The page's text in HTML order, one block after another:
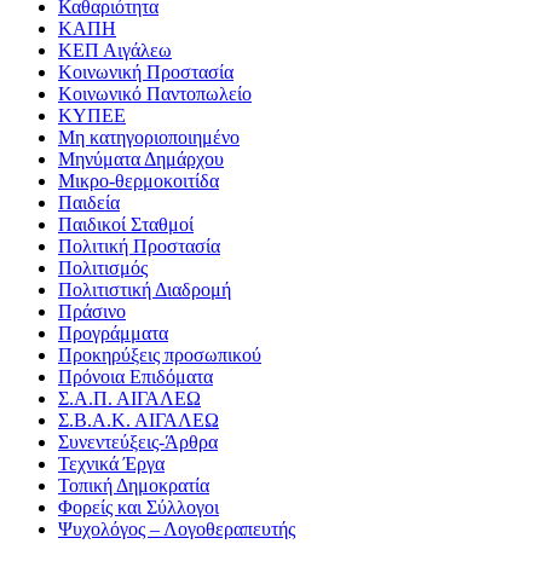
Καθαριότητα
ΚΑΠΗ
ΚΕΠ Αιγάλεω
Κοινωνική Προστασία
Κοινωνικό Παντοπωλείο
ΚΥΠΕΕ
Μη κατηγοριοποιημένο
Μηνύματα Δημάρχου
Μικρο-θερμοκοιτίδα
Παιδεία
Παιδικοί Σταθμοί
Πολιτική Προστασία
Πολιτισμός
Πολιτιστική Διαδρομή
Πράσινο
Προγράμματα
Προκηρύξεις προσωπικού
Πρόνοια Επιδόματα
Σ.Α.Π. ΑΙΓΑΛΕΩ
Σ.Β.Α.Κ. ΑΙΓΑΛΕΩ
Συνεντεύξεις-Άρθρα
Τεχνικά Έργα
Τοπική Δημοκρατία
Φορείς και Σύλλογοι
Ψυχολόγος – Λογοθεραπευτής